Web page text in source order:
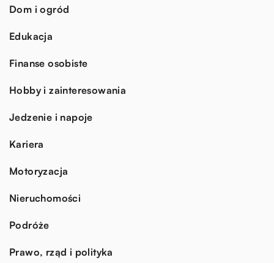
Dom i ogród
Edukacja
Finanse osobiste
Hobby i zainteresowania
Jedzenie i napoje
Kariera
Motoryzacja
Nieruchomości
Podróże
Prawo, rząd i polityka